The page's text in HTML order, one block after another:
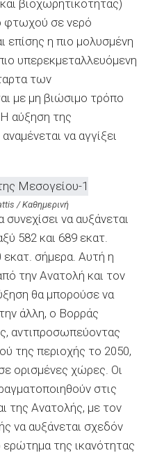
βιοχωρητικότητας)
φτωχού σε νερό
επίσης η πιο μολυσμένη
υπερεκμεταλλευόμενη
των
με μη βιώσιμο τρόπο
αύξηση της
να αγγίξει
/ Καθημερινή
να αυξάνεται
582 και 689 εκατ.
εκατ. σήμερα. Αυτή η
την Ανατολή και τον
θα μπορούσε να
άλλη, ο Βορράς
αντιπροσωπεύοντας
της περιοχής το 2050,
ορισμένες χώρες. Οι
στις
της Ανατολής, με τον
να αυξάνεται σχεδόν
ερώτημα της ικανότητας